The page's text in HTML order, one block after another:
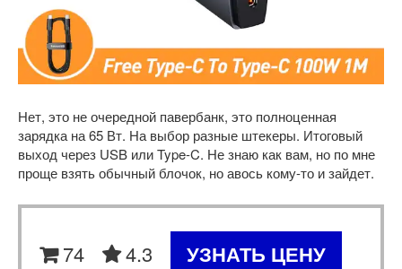
Нет, это не очередной павербанк, это полноценная
зарядка на 65 Вт. На выбор разные штекеры. Итоговый
выход через USB или Type-C. Не знаю как вам, но по мне
проще взять обычный блочок, но авось кому-то и зайдет.
74 4.3 УЗНАТЬ ЦЕНУ